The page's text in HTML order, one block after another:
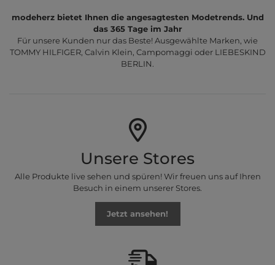
modeherz bietet Ihnen die angesagtesten Modetrends. Und
das 365 Tage im Jahr
Für unsere Kunden nur das Beste! Ausgewählte Marken, wie
TOMMY HILFIGER, Calvin Klein, Campomaggi oder LIEBESKIND
BERLIN.
Unsere Stores
Alle Produkte live sehen und spüren! Wir freuen uns auf Ihren
Besuch in einem unserer Stores.
Jetzt ansehen!